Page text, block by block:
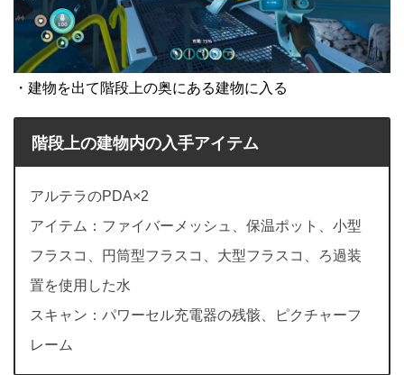
・建物を出て階段上の奥にある建物に入る
階段上の建物内の入手アイテム
アルテラのPDA×2
アイテム：ファイバーメッシュ、保温ポット、小型
フラスコ、円筒型フラスコ、大型フラスコ、ろ過装
置を使用した水
スキャン：パワーセル充電器の残骸、ピクチャーフ
レーム